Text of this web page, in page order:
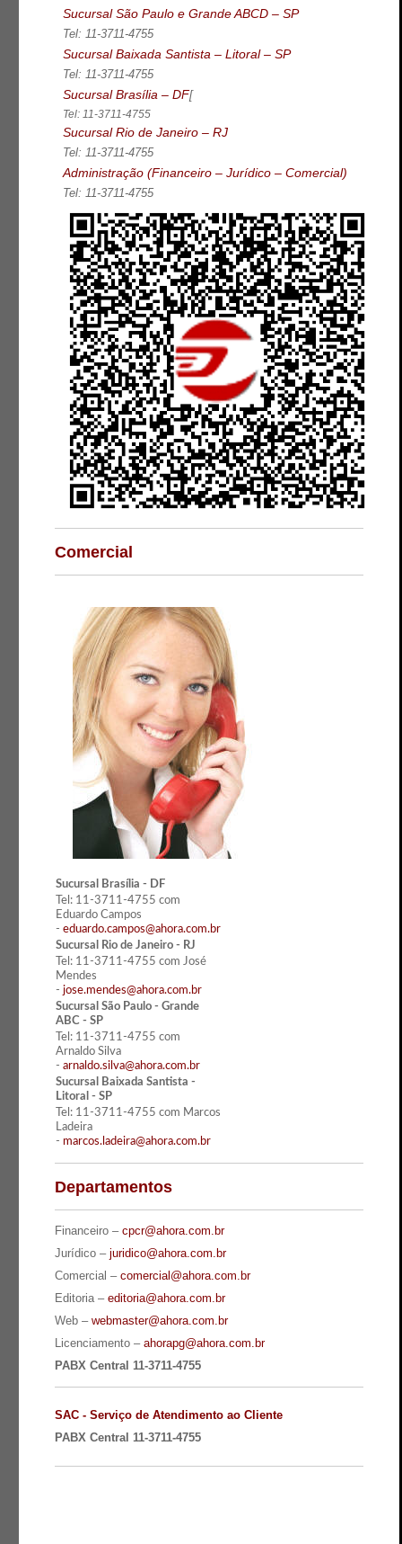
Sucursal São Paulo e Grande ABCD – SP
Tel: 11-3711-4755
Sucursal Baixada Santista – Litoral – SP
Tel: 11-3711-4755
Sucursal Brasília – DF[
Tel: 11-3711-4755
Sucursal Rio de Janeiro – RJ
Tel: 11-3711-4755
Administração (Financeiro – Jurídico – Comercial)
Tel: 11-3711-4755
Comercial
Sucursal Brasília - DF
Tel: 11-3711-4755 com
Eduardo Campos
- eduardo.campos@ahora.com.br
Sucursal Rio de Janeiro - RJ
Tel: 11-3711-4755 com José
Mendes
- jose.mendes@ahora.com.br
Sucursal São Paulo - Grande
ABC - SP
Tel: 11-3711-4755 com
Arnaldo Silva
- arnaldo.silva@ahora.com.br
Sucursal Baixada Santista -
Litoral - SP
Tel: 11-3711-4755 com Marcos
Ladeira
- marcos.ladeira@ahora.com.br
Departamentos
Financeiro – cpcr@ahora.com.br
Jurídico – juridico@ahora.com.br
Comercial – comercial@ahora.com.br
Editoria – editoria@ahora.com.br
Web – webmaster@ahora.com.br
Licenciamento – ahorapg@ahora.com.br
PABX Central 11-3711-4755
SAC - Serviço de Atendimento ao Cliente
PABX Central 11-3711-4755